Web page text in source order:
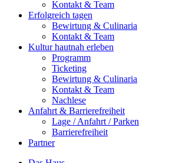
Kontakt & Team
Erfolgreich tagen
Bewirtung & Culinaria
Kontakt & Team
Kultur hautnah erleben
Programm
Ticketing
Bewirtung & Culinaria
Kontakt & Team
Nachlese
Anfahrt & Barrierefreiheit
Lage / Anfahrt / Parken
Barrierefreiheit
Partner